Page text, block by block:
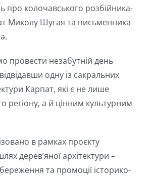
про колочавського розбійника-
Миколу Шугая та письменника
провести незабутній день
одну із сакральних
Карпат, які є не лише
регіону, а й цінним культурним
в рамках проєкту
дерев’яної архітектури –
та промоції історико-